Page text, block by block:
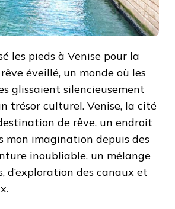
les pieds à Venise pour la
éveillé, un monde où les
glissaient silencieusement
trésor culturel. Venise, la cité
de rêve, un endroit
imagination depuis des
inoubliable, un mélange
d’exploration des canaux et